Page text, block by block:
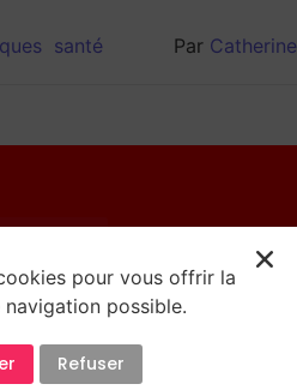
santé Par Catherine
pour vous offrir la
possible.
Refuser